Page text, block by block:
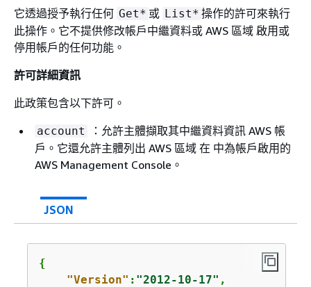
它透過授予執行任何 Get* 或 List* 操作的許可來執行
此操作。它不提供修改帳戶中繼資料或 AWS 區域 啟用或
停用帳戶的任何功能。
許可詳細資訊
此政策包含以下許可。
account
：允許主體擷取其中繼資料資訊 AWS 帳
戶。它還允許主體列出 AWS 區域 在 中為帳戶啟用的
AWS Management Console。
JSON
{
"Version" : "2012-10-17" ,